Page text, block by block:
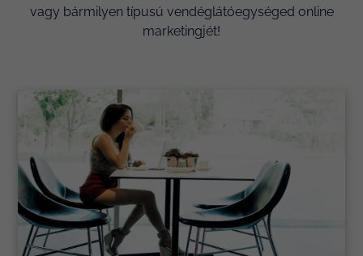
vagy bármilyen típusú vendéglátóegységed online
marketingjét!